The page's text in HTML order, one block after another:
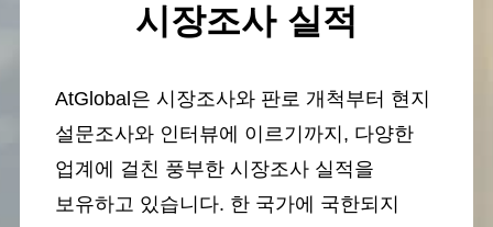
시장조사 실적
AtGlobal은 시장조사와 판로 개척부터 현지
설문조사와 인터뷰에 이르기까지, 다양한
업계에 걸친 풍부한 시장조사 실적을
보유하고 있습니다. 한 국가에 국한되지